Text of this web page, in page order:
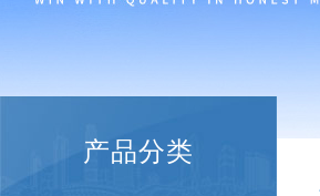
产品分类